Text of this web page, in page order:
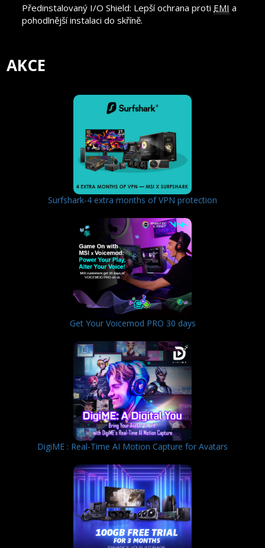
Předinstalovaný I/O Shield: Lepší ochrana proti EMI a
pohodlnější instalaci do skříně.
AKCE
Surfshark-4 extra months of VPN protection
Get Your Voicemod PRO 30 days
DigiME : Real-Time AI Motion Capture for Avatars